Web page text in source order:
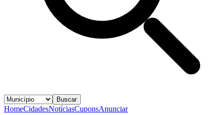
Buscar
HomeCidadesNotíciasCuponsAnunciar